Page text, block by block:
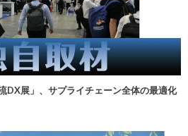
DX展」、サプライチェーン全体の最適化